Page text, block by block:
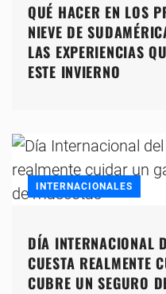
QUÉ HACER EN LOS
NIEVE DE
LAS EXPERIENCIAS
ESTE INVIERNO
INTERNACIONALES
DÍA INTERNACIONAL
CUESTA REALMENTE
CUBRE UN SEGURO